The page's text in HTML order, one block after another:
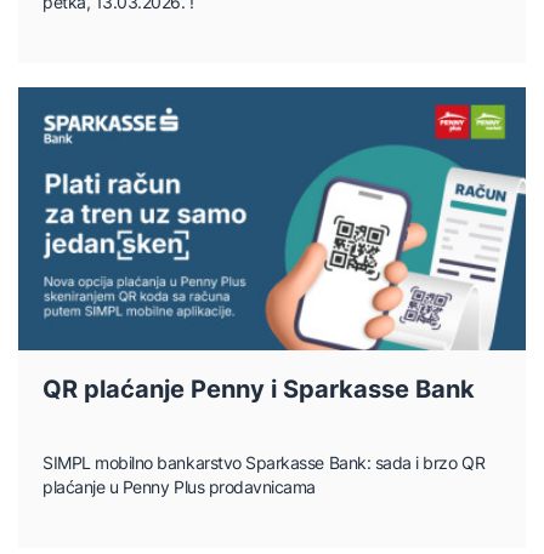
QR plaćanje Penny i Sparkasse Bank
SIMPL mobilno bankarstvo Sparkasse Bank: sada i brzo QR
plaćanje u Penny Plus prodavnicama